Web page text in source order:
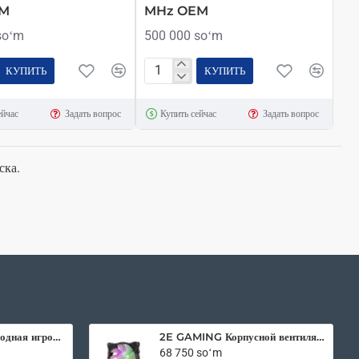
КУПИТЬ
Задать вопрос
MHz OEM
500 000 soʻm
Оперативная
для
DDR4
MHz
OEM
КУПИТЬ
Купить сейчас Задать вопрос
2E Gaming беспроводная игровая мышь HyperDrive Pro WL RGB Black
2E GAMING Корпусной вентилятор F120IR-ARGB 120мм, 3pin fan, 3 pin +5V Aura, белые лопасти, черная рамка, inner LED
68 750 soʻm